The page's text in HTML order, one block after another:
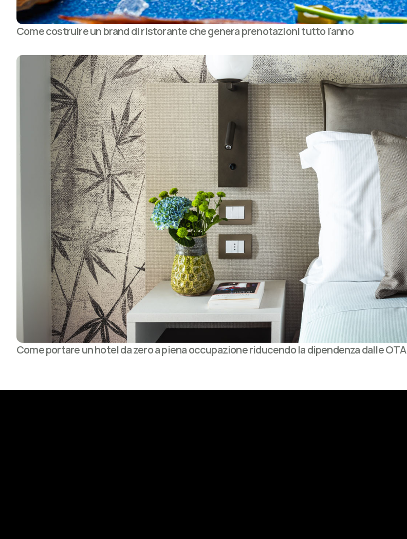
Come costruire un brand di ristorante che genera prenotazioni tutto l'anno
Come portare un hotel da zero a piena occupazione riducendo la dipendenza dalle OTA